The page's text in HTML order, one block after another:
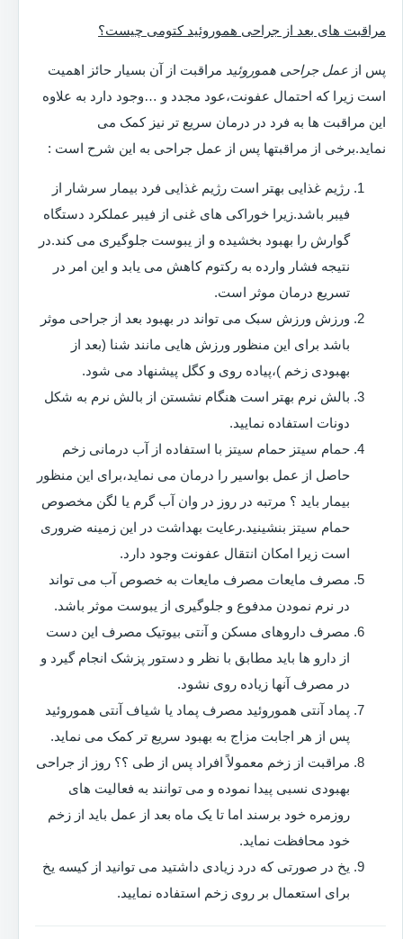
مراقبت های بعد از جراحی هموروئید کتومی چیست؟
پس از عمل جراحی هموروئید مراقبت از آن بسیار حائز اهمیت
است زیرا که احتمال عفونت،عود مجدد و …وجود دارد به علاوه
این مراقبت ها به فرد در درمان سریع تر نیز کمک می
نماید.برخی از مراقبتها پس از عمل جراحی به این شرح است :
رژیم غذایی بهتر است رژیم غذایی فرد بیمار سرشار از
فیبر باشد.زیرا خوراکی های غنی از فیبر عملکرد دستگاه
گوارش را بهبود بخشیده و از یبوست جلوگیری می کند.در
نتیجه فشار وارده به رکتوم کاهش می یابد و این امر در
تسریع درمان موثر است.
ورزش ورزش سبک می تواند در بهبود بعد از جراحی موثر
باشد برای این منظور ورزش هایی مانند شنا (بعد از
بهبودی زخم )،پیاده روی و کگل پیشنهاد می شود.
بالش نرم بهتر است هنگام نشستن از بالش نرم به شکل
دونات استفاده نمایید.
حمام سیتز حمام سیتز با استفاده از آب درمانی زخم
حاصل از عمل بواسیر را درمان می نماید،برای این منظور
بیمار باید ؟ مرتبه در روز در وان آب گرم یا لگن مخصوص
حمام سیتز بنشینید.رعایت بهداشت در این زمینه ضروری
است زیرا امکان انتقال عفونت وجود دارد.
مصرف مایعات مصرف مایعات به خصوص آب می تواند
در نرم نمودن مدفوع و جلوگیری از یبوست موثر باشد.
مصرف داروهای مسکن و آنتی بیوتیک مصرف این دست
از دارو ها باید مطابق با نظر و دستور پزشک انجام گیرد و
در مصرف آنها زیاده روی نشود.
پماد آنتی هموروئید مصرف پماد یا شیاف آنتی هموروئید
پس از هر اجابت مزاج به بهبود سریع تر کمک می نماید.
مراقبت از زخم معمولاً افراد پس از طی ؟؟ روز از جراحی
بهبودی نسبی پیدا نموده و می توانند به فعالیت های
روزمره خود برسند اما تا یک ماه بعد از عمل باید از زخم
خود محافظت نماید.
یخ در صورتی که درد زیادی داشتید می توانید از کیسه یخ
برای استعمال بر روی زخم استفاده نمایید.